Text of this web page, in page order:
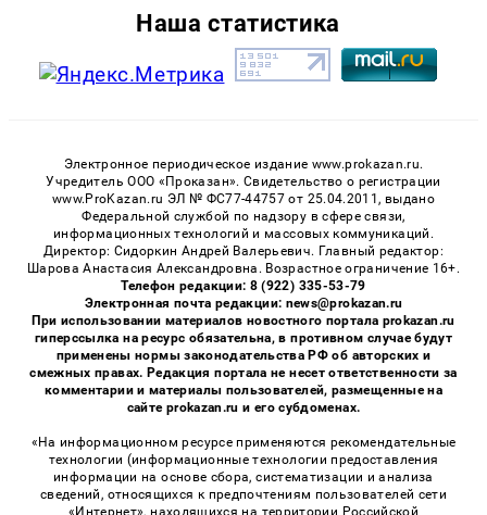
Наша статистика
Электронное периодическое издание www.prokazan.ru.
Учредитель ООО «Проказан». Cвидетельство о регистрации
www.ProKazan.ru ЭЛ № ФС77-44757 от 25.04.2011, выдано
Федеральной службой по надзору в сфере связи,
информационных технологий и массовых коммуникаций.
Директор: Сидоркин Андрей Валерьевич. Главный редактор:
Шарова Анастасия Александровна. Возрастное ограничение 16+.
Телефон редакции: 8 (922) 335-53-79
Электронная почта редакции: news@prokazan.ru
При использовании материалов новостного портала prokazan.ru
гиперссылка на ресурс обязательна, в противном случае будут
применены нормы законодательства РФ об авторских и
смежных правах. Редакция портала не несет ответственности за
комментарии и материалы пользователей, размещенные на
сайте prokazan.ru и его субдоменах.
«На информационном ресурсе применяются рекомендательные
технологии (информационные технологии предоставления
информации на основе сбора, систематизации и анализа
сведений, относящихся к предпочтениям пользователей сети